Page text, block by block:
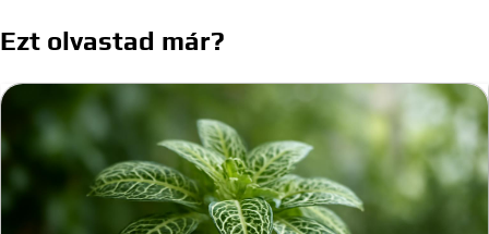
Ezt olvastad már?